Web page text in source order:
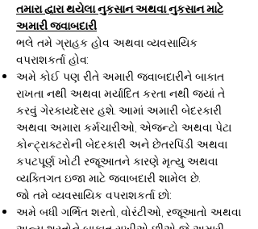
તમારા દ્વારા થયેલા નુકસાન અથવા નુકસાન માટે
અમારી જવાબદારી
ભલે તમે ગ્રાહક હોવ અથવા વ્યવસાયિક
વપરાશકર્તા હોવ:
અમે કોઈ પણ રીતે અમારી જવાબદારીને બાકાત
રાખતા નથી અથવા મર્યાદિત કરતા નથી જ્યાં તે
કરવું ગેરકાયદેસર હશે. આમાં અમારી બેદરકારી
અથવા અમારા કર્મચારીઓ, એજન્ટો અથવા પેટા
કોન્ટ્રાક્ટરોની બેદરકારી અને છેતરપિંડી અથવા
કપટપૂર્ણ ખોટી રજૂઆતને કારણે મૃત્યુ અથવા
વ્યક્તિગત ઇજા માટે જવાબદારી શામેલ છે.
જો તમે વ્યવસાયિક વપરાશકર્તા છો:
અમે બધી ગર્ભિત શરતો, વોરંટીઓ, રજૂઆતો અથવા